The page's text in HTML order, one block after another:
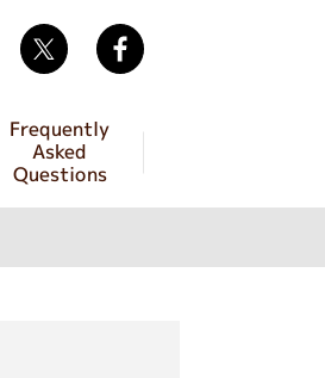
Frequently
Asked
Questions
Twitter